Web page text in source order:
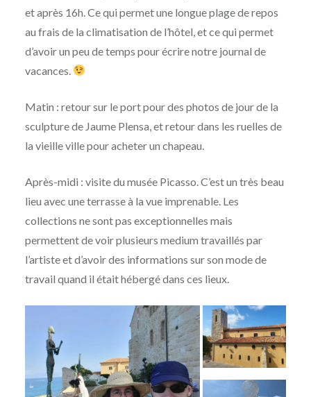
et après 16h. Ce qui permet une longue plage de repos
au frais de la climatisation de l’hôtel, et ce qui permet
d’avoir un peu de temps pour écrire notre journal de
vacances.
Matin : retour sur le port pour des photos de jour de la
sculpture de Jaume Plensa, et retour dans les ruelles de
la vieille ville pour acheter un chapeau.
Après-midi : visite du musée Picasso. C’est un très beau
lieu avec une terrasse à la vue imprenable. Les
collections ne sont pas exceptionnelles mais
permettent de voir plusieurs medium travaillés par
l’artiste et d’avoir des informations sur son mode de
travail quand il était hébergé dans ces lieux.